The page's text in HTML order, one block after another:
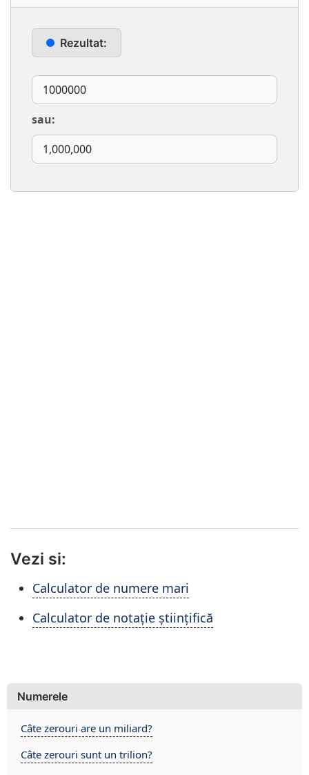
Rezultat:
sau:
Vezi si:
Calculator de numere mari
Calculator de notație științifică
Numerele
Câte zerouri are un miliard?
Câte zerouri sunt un trilion?